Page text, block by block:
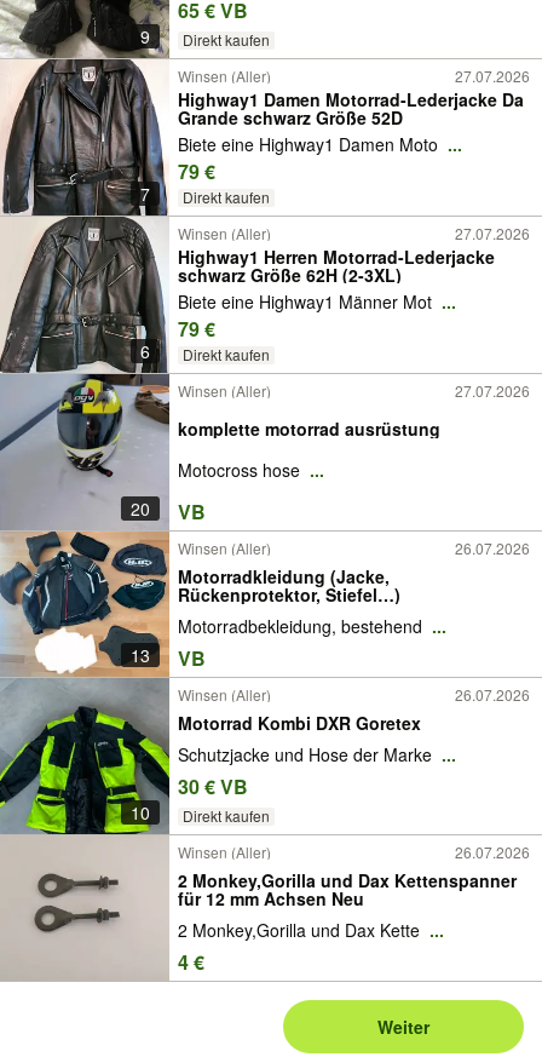
9
65 € VB
Direkt kaufen
7
Winsen (Aller) 27.07.2026
Highway1 Damen Motorrad-Lederjacke Da
Grande schwarz Größe 52D
Biete eine Highway1 Damen Moto ...
79 €
Direkt kaufen
6
Winsen (Aller) 27.07.2026
Highway1 Herren Motorrad-Lederjacke
schwarz Größe 62H (2-3XL)
Biete eine Highway1 Männer Mot ...
79 €
Direkt kaufen
20
Winsen (Aller) 27.07.2026
komplette motorrad ausrüstung
Motocross hose ...
VB
13
Winsen (Aller) 26.07.2026
Motorradkleidung (Jacke,
Rückenprotektor, Stiefel…)
Motorradbekleidung, bestehend ...
VB
10
Winsen (Aller) 26.07.2026
Motorrad Kombi DXR Goretex
Schutzjacke und Hose der Marke ...
30 € VB
Direkt kaufen
Winsen (Aller)
26.07.2026
2 Monkey,Gorilla und Dax Kettenspanner
für 12 mm Achsen Neu
2 Monkey,Gorilla und Dax Kette ...
4 €
Weiter